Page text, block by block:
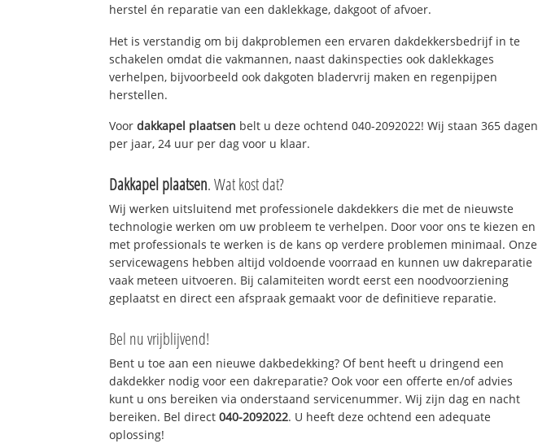
herstel én reparatie van een daklekkage, dakgoot of afvoer.
Het is verstandig om bij dakproblemen een ervaren dakdekkersbedrijf in te
schakelen omdat die vakmannen, naast dakinspecties ook daklekkages
verhelpen, bijvoorbeeld ook dakgoten bladervrij maken en regenpijpen
herstellen.
Voordakkapel plaatsen belt u deze ochtend 040-2092022! Wij staan 365 dagen
per jaar, 24 uur per dag voor u klaar.
Dakkapel plaatsen. Wat kost dat?
Wij werken uitsluitend met professionele dakdekkers die met de nieuwste
technologie werken om uw probleem te verhelpen. Door voor ons te kiezen en
met professionals te werken is de kans op verdere problemen minimaal. Onze
servicewagens hebben altijd voldoende voorraad en kunnen uw dakreparatie
vaak meteen uitvoeren. Bij calamiteiten wordt eerst een noodvoorziening
geplaatst en direct een afspraak gemaakt voor de definitieve reparatie.
Bel nu vrijblijvend!
Bent u toe aan een nieuwe dakbedekking? Of bent heeft u dringend een
dakdekker nodig voor een dakreparatie? Ook voor een offerte en/of advies
kunt u ons bereiken via onderstaand servicenummer. Wij zijn dag en nacht
bereiken. Bel direct040-2092022. U heeft deze ochtend een adequate
oplossing!